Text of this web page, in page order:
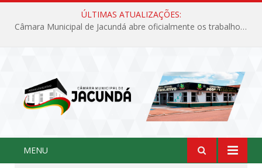
ÚLTIMAS ATUALIZAÇÕES:
Câmara Municipal de Jacundá abre oficialmente os trabalhos legislativos de 2026
MENU